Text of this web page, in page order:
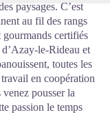
paysages. C’est
au fil des rangs
gourmands certifiés
le-Rideau et
toutes les
en coopération
pousser la
passion le temps